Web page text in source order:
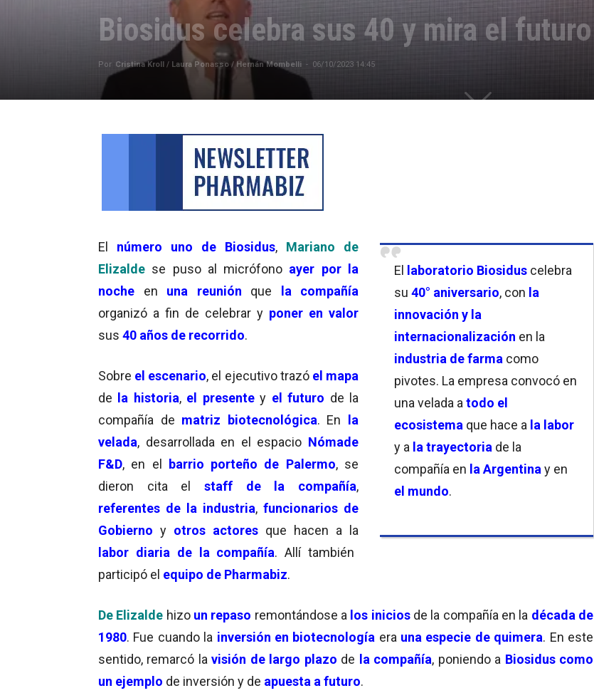
Biosidus celebra sus 40 y mira el futuro
Por Cristina Kroll / Laura Ponasso / Hernán Mombelli - 06/10/2023 14:45
El laboratorio Biosidus celebra
su 40° aniversario, con la
innovación y la
internacionalización en la
industria de farma como
pivotes. La empresa convocó en
una velada a todo el
ecosistema que hace a la labor
y a la trayectoria de la
compañía en la Argentina y en
el mundo.
El número uno de Biosidus, Mariano de
Elizalde se puso al micrófono ayer por la
noche en una reunión que la compañía
organizó a fin de celebrar y poner en valor
sus 40 años de recorrido.
Sobre el escenario, el ejecutivo trazó el mapa
de la historia, el presentey el futuro de la
compañía de matriz biotecnológica. En la
velada, desarrollada en el espacio Nómade
F&D, en el barrio porteño de Palermo, se
dieron cita el staff de la compañía,
referentes de la industria, funcionarios de
Gobierno y otros actores que hacen a la
labor diaria de la compañía. Allí también
participó el equipo de Pharmabiz.
De Elizalde hizo un repaso remontándose a los inicios de la compañía en la década de
1980. Fue cuando la inversión en biotecnología era una especie de quimera. En este
sentido, remarcó lavisión de largo plazo de la compañía, poniendo a Biosidus como
un ejemplo de inversión y de apuesta a futuro.